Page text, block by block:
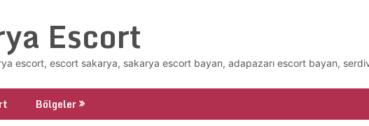
Escort
escort, escort sakarya, sakarya escort bayan, adapazarı escort bayan,
Bölgeler